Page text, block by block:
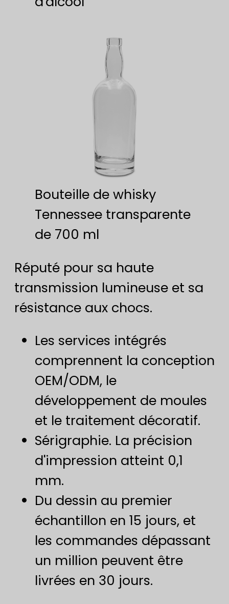
Bouteille de whisky
Tennessee transparente
de 700 ml
Réputé pour sa haute
transmission lumineuse et sa
résistance aux chocs.
Les services intégrés
comprennent la conception
OEM/ODM, le
développement de moules
et le traitement décoratif.
Sérigraphie. La précision
d'impression atteint 0,1
mm.
Du dessin au premier
échantillon en 15 jours, et
les commandes dépassant
un million peuvent être
livrées en 30 jours.